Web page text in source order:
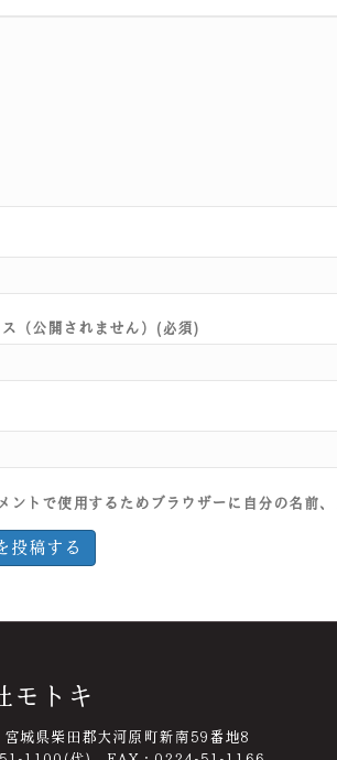
ス（公開されません）(必須)
ントで使用するためブラウザーに自分の名前
モトキ
城県柴田郡大河原町新南59番地8